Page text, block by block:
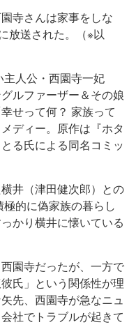
寺さんは家事をしな
放送された。（※以
人公・西園寺一妃
ルファーザー＆その娘
せって何？ 家族って
ディー。原作は『ホタ
る氏による同名コミッ
井（津田健次郎）との
的に偽家族の暮らし
かり横井に懐いている
園寺だったが、一方で
氏」という関係性が理
先、西園寺が急なニュ
社でトラブルが起きて